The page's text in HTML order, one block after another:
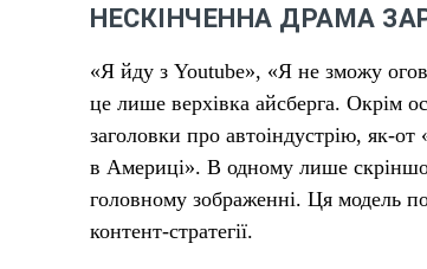
НЕСКІНЧЕННА ДРАМА
«Я йду з Youtube», «Я не зможу
це лише верхівка айсберга. Окрім
заголовки про автоіндустрію, як-
в Америці». В одному лише
головному зображенні. Ця модель
контент-стратегії.